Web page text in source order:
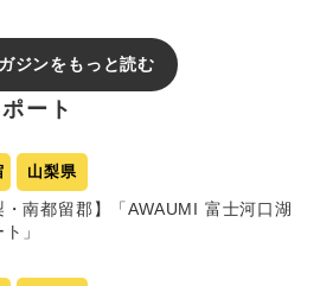
ジンをもっと読む
ート
山梨県
・南都留郡】「AWAUMI 富士河口湖
」